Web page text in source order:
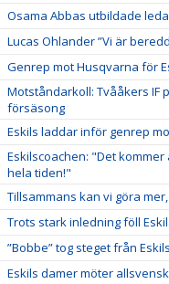
Osama Abbas utbildade
Lucas Ohlander ”Vi är
Genrep mot Husqvarna för
Motståndarkoll: Tvååkers IF
försäsong
Eskils laddar inför genrep
Eskilscoachen: "Det
hela tiden!"
Tillsammans kan vi göra
Trots stark inledning föll
”Bobbe” tog steget från
Eskils damer möter